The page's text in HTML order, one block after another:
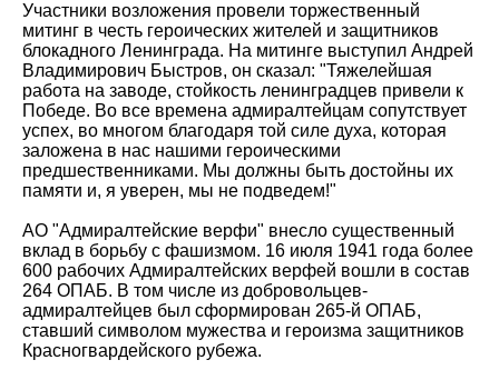
Участники возложения провели торжественный
митинг в честь героических жителей и защитников
блокадного Ленинграда. На митинге выступил Андрей
Владимирович Быстров, он сказал: "Тяжелейшая
работа на заводе, стойкость ленинградцев привели к
Победе. Во все времена адмиралтейцам сопутствует
успех, во многом благодаря той силе духа, которая
заложена в нас нашими героическими
предшественниками. Мы должны быть достойны их
памяти и, я уверен, мы не подведем!"
АО "Адмиралтейские верфи" внесло существенный
вклад в борьбу с фашизмом. 16 июля 1941 года более
600 рабочих Адмиралтейских верфей вошли в состав
264 ОПАБ. В том числе из добровольцев-
адмиралтейцев был сформирован 265-й ОПАБ,
ставший символом мужества и героизма защитников
Красногвардейского рубежа.